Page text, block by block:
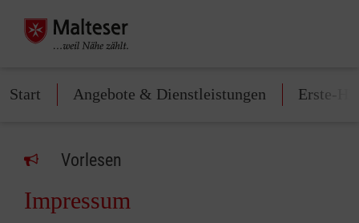
Start Angebote & Dienstleistungen Erste-
Vorlesen
Impressum